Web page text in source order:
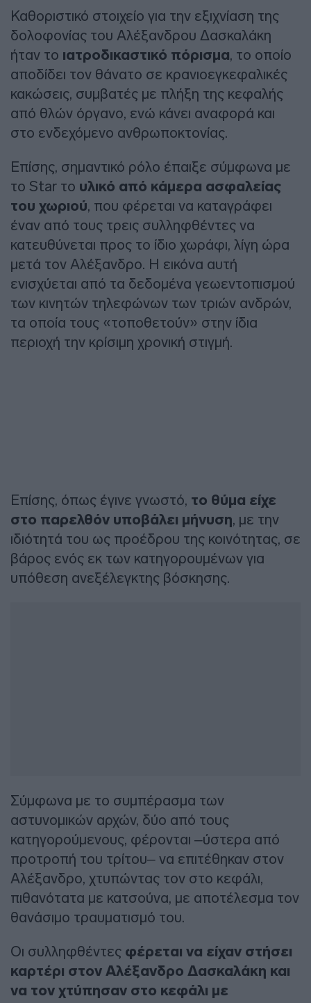
Καθοριστικό στοιχείο για την εξιχνίαση της
δολοφονίας του Αλέξανδρου Δασκαλάκη
ήταν το ιατροδικαστικό πόρισμα, το οποίο
αποδίδει τον θάνατο σε κρανιοεγκεφαλικές
κακώσεις, συμβατές με πλήξη της κεφαλής
από θλών όργανο, ενώ κάνει αναφορά και
στο ενδεχόμενο ανθρωποκτονίας.
Επίσης, σημαντικό ρόλο έπαιξε σύμφωνα με
το Star το υλικό από κάμερα ασφαλείας
του χωριού, που φέρεται να καταγράφει
έναν από τους τρεις συλληφθέντες να
κατευθύνεται προς το ίδιο χωράφι, λίγη ώρα
μετά τον Αλέξανδρο. Η εικόνα αυτή
ενισχύεται από τα δεδομένα γεωεντοπισμού
των κινητών τηλεφώνων των τριών ανδρών,
τα οποία τους «τοποθετούν» στην ίδια
περιοχή την κρίσιμη χρονική στιγμή.
Επίσης, όπως έγινε γνωστό, το θύμα είχε
στο παρελθόν υποβάλει μήνυση, με την
ιδιότητά του ως προέδρου της κοινότητας, σε
βάρος ενός εκ των κατηγορουμένων για
υπόθεση ανεξέλεγκτης βόσκησης.
Σύμφωνα με το συμπέρασμα των
αστυνομικών αρχών, δύο από τους
κατηγορούμενους, φέρονται –ύστερα από
προτροπή του τρίτου– να επιτέθηκαν στον
Αλέξανδρο, χτυπώντας τον στο κεφάλι,
πιθανότατα με κατσούνα, με αποτέλεσμα τον
θανάσιμο τραυματισμό του.
Οι συλληφθέντες φέρεται να είχαν στήσει
καρτέρι στον Αλέξανδρο Δασκαλάκη και
να τον χτύπησαν στο κεφάλι με